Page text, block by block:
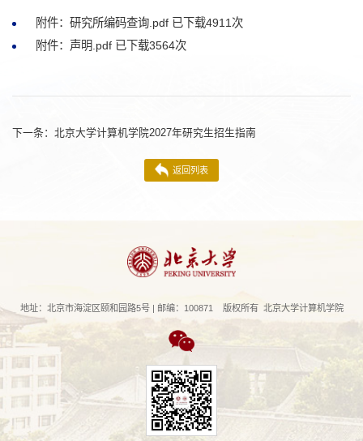
附件：研究所编码查询.pdf已下载4911次
附件：声明.pdf已下载3564次
下一条： 北京大学计算机学院2027年研究生招生指南
返回列表
地址：北京市海淀区颐和园路5号 | 邮编：100871 版权所有 北京大学计算机学院